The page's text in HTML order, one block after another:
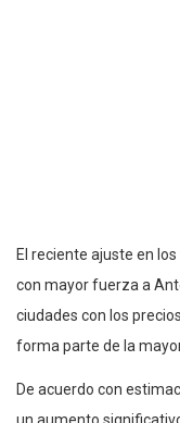
El reciente ajuste en
con mayor fuerza a
ciudades con los
forma parte de la
De acuerdo con